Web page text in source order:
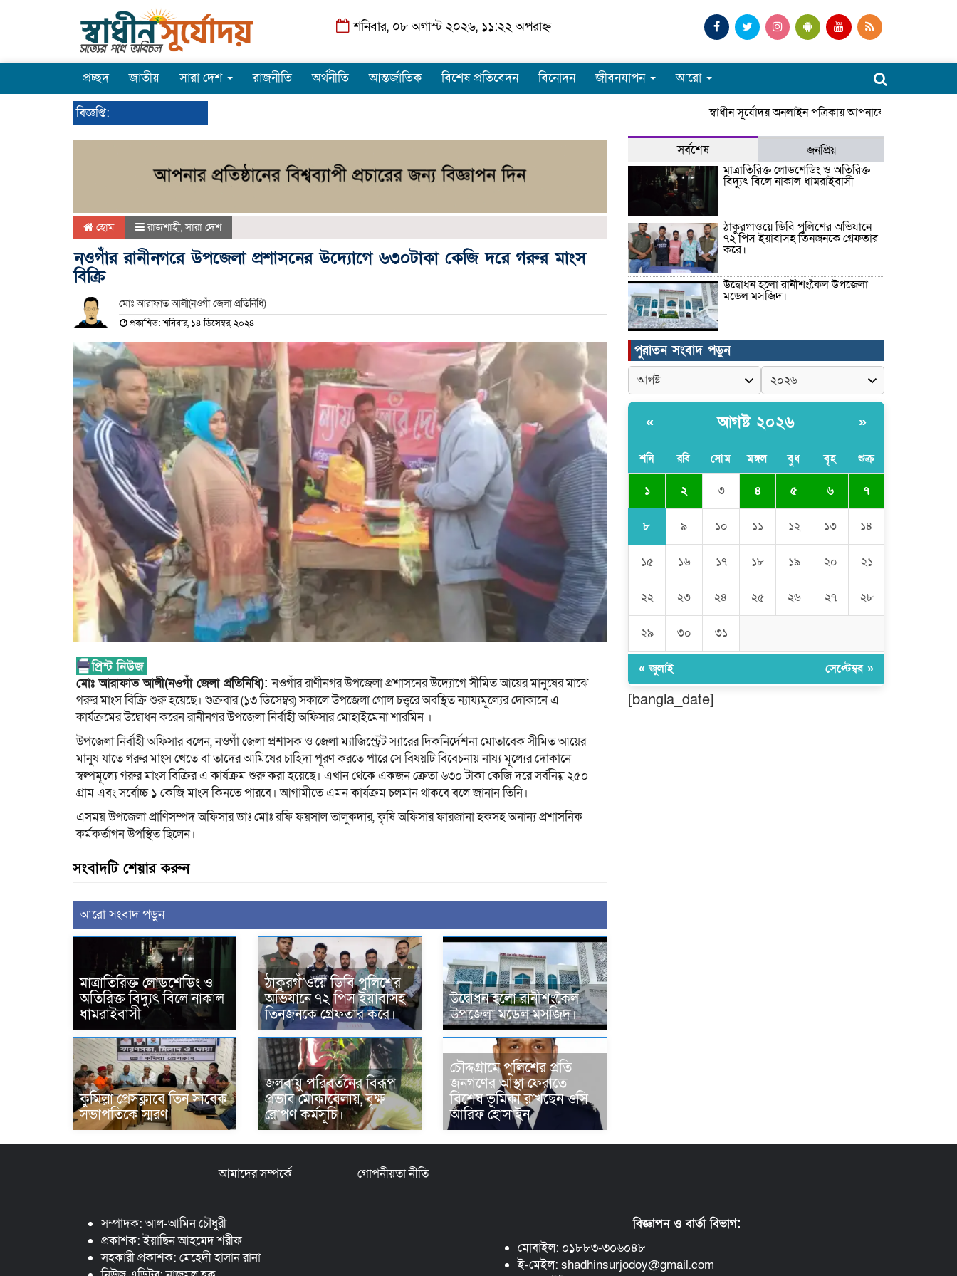
শনিবার, ০৮ অগাস্ট ২০২৬, ১১:২২ অপরাহ্ন
প্রচ্ছদ জাতীয় সারা দেশ রাজনীতি অর্থনীতি আন্তর্জাতিক বিশেষ প্রতিবেদন বিনোদন জীবনযাপন আরো
বিজ্ঞপ্তি: স্বাধীন সূর্যোদয় অনলাইন পত্রিকায় আপনাকে স্বাগতম।
হোম রাজশাহী,সারা দেশ
নওগাঁর রানীনগরে উপজেলা প্রশাসনের উদ্যোগে ৬৩০টাকা কেজি দরে গরুর মাংস
বিক্রি
মোঃ আরাফাত আলী(নওগাঁ জেলা প্রতিনিধি)
প্রকাশিত: শনিবার, ১৪ ডিসেম্বর, ২০২৪
মোঃ আরাফাত আলী(নওগাঁ জেলা প্রতিনিধি):নওগাঁর রাণীনগর উপজেলা প্রশাসনের উদ্যোগে সীমিত আয়ের মানুষের মাঝে
গরুর মাংস বিক্রি শুরু হয়েছে। শুক্রবার (১৩ ডিসেম্বর) সকালে উপজেলা গোল চত্ত্বরে অবস্থিত ন্যায্যমূল্যের দোকানে এ
কার্যক্রমের উদ্বোধন করেন রানীনগর উপজেলা নির্বাহী অফিসার মোহাইমেনা শারমিন ।
উপজেলা নির্বাহী অফিসার বলেন, নওগাঁ জেলা প্রশাসক ও জেলা ম্যাজিস্ট্রেট স্যারের দিকনির্দেশনা মোতাবেক সীমিত আয়ের
মানুষ যাতে গরুর মাংস খেতে বা তাদের আমিষের চাহিদা পূরণ করতে পারে সে বিষয়টি বিবেচনায় নায্য মূল্যের দোকানে
স্বল্পমূল্যে গরুর মাংস বিক্রির এ কার্যক্রম শুরু করা হয়েছে। এখান থেকে একজন ক্রেতা ৬৩০ টাকা কেজি দরে সর্বনিম্ন ২৫০
গ্রাম এবং সর্বোচ্চ ১ কেজি মাংস কিনতে পারবে। আগামীতে এমন কার্যক্রম চলমান থাকবে বলে জানান তিনি।
এসময় উপজেলা প্রাণিসম্পদ অফিসার ডাঃ মোঃ রফি ফয়সাল তালুকদার, কৃষি অফিসার ফারজানা হকসহ অনান্য প্রশাসনিক
কর্মকর্তাগন উপস্থিত ছিলেন।
সংবাদটি শেয়ার করুন
আরো সংবাদ পড়ুন
মাত্রাতিরিক্ত লোডশেডিং ও
অতিরিক্ত বিদ্যুৎ বিলে নাকাল
ধামরাইবাসী
ঠাকুরগাঁওয়ে ডিবি পুলিশের
অভিযানে ৭২ পিস ইয়াবাসহ
তিনজনকে গ্রেফতার করে।
উদ্বোধন হলো রানীশংকৈল
উপজেলা মডেল মসজিদ।
কুমিল্লা প্রেসক্লাবে তিন সাবেক
সভাপতিকে স্মরণ
জলবায়ু পরিবর্তনের বিরূপ
প্রভাব মোকাবেলায়, বৃক্ষ
রোপণ কর্মসূচি।
চৌদ্দগ্রামে পুলিশের প্রতি
জনগণের আস্থা ফেরাতে
বিশেষ ভূমিকা রাখছেন ওসি
আরিফ হোসাইন
সর্বশেষ
জনপ্রিয়
মাত্রাতিরিক্ত লোডশেডিং ও অতিরিক্ত
বিদ্যুৎ বিলে নাকাল ধামরাইবাসী
ঠাকুরগাঁওয়ে ডিবি পুলিশের অভিযানে
৭২ পিস ইয়াবাসহ তিনজনকে গ্রেফতার
করে।
উদ্বোধন হলো রানীশংকৈল উপজেলা
মডেল মসজিদ।
কুমিল্লা প্রেসক্লাবে তিন সাবেক
সভাপতিকে স্মরণ
জলবায়ু পরিবর্তনের বিরূপ প্রভাব
মোকাবেলায়, বৃক্ষ রোপণ কর্মসূচি।
চৌদ্দগ্রামে পুলিশের প্রতি জনগণের আস্থা
ফেরাতে বিশেষ ভূমিকা রাখছেন ওসি
বার্ষিক নির্বাচন সম্পন্ন, সভাপতি
গড়ে তুলতে হবে -জবি ভিসি ড. রইছ
উদদীন
সড়ক নিরাপত্তা ও জনসচেতনতা
তৈরিতে অবদানের সড়ক যোদ্ধা পদক
পেলেন নিসচা কমলগঞ্জ শাখার সভাপতি
বগুড়ায় দিনমজুরের বাজারে শাহ্ ফতেহ
পুরাতন সংবাদ পড়ুন
« আগষ্ট ২০২৬ »
শনি রবি সোম মঙ্গল বুধ বৃহ শুক্র
১ ২ ৩ ৪ ৫ ৬ ৭
৮ ৯ ১০ ১১ ১২ ১৩ ১৪
১৫ ১৬ ১৭ ১৮ ১৯ ২০ ২১
২২ ২৩ ২৪ ২৫ ২৬ ২৭ ২৮
২৯ ৩০ ৩১
« জুলাই সেপ্টেম্বর »
[bangla_date]
আমাদের সম্পর্কে গোপনীয়তা নীতি
সম্পাদক: আল-আমিন চৌধুরী
প্রকাশক: ইয়াছিন আহমেদ শরীফ
সহকারী প্রকাশক: মেহেদী হাসান রানা
বিজ্ঞাপন ও বার্তা বিভাগ:
মোবাইল: ০১৮৮৩-৩০৬০৪৮
ই-মেইল: shadhinsurjodoy@gmail.com